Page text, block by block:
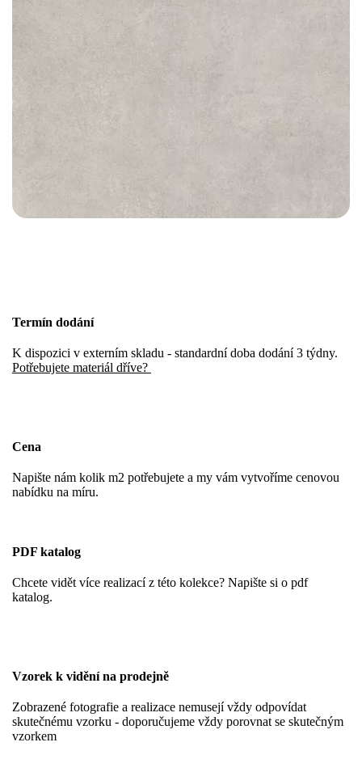
Termín dodání
K dispozici v externím skladu - standardní doba dodání 3 týdny.
Potřebujete materiál dříve?
Cena
Napište nám kolik m2 potřebujete a my vám vytvoříme cenovou
nabídku na míru.
PDF katalog
Chcete vidět více realizací z této kolekce? Napište si o pdf
katalog.
Vzorek k vidění na prodejně
Zobrazené fotografie a realizace nemusejí vždy odpovídat
skutečnému vzorku - doporučujeme vždy porovnat se skutečným
vzorkem